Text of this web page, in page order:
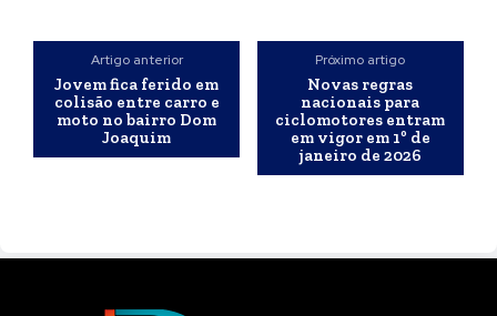
Artigo anterior
Jovem fica ferido em
colisão entre carro e
moto no bairro Dom
Joaquim
Próximo artigo
Novas regras
nacionais para
ciclomotores entram
em vigor em 1º de
janeiro de 2026